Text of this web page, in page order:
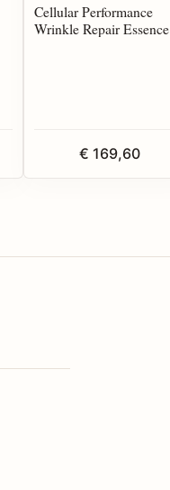
Cellular Performance
Wrinkle Repair Essence
€ 169,60